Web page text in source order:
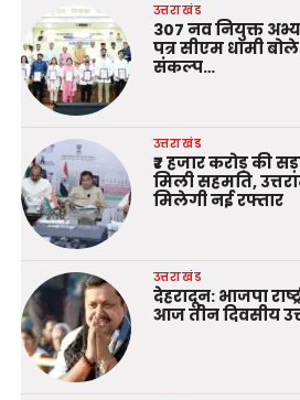
उत्तराखंड
307 नव नियुक्त
पत्र सीएम धामी
संकल्प…
उत्तराखंड
₹7 हजार करोड़ की
मिली सहमति,
मिलेगी नई रफ्तार
उत्तराखंड
देहरादून: भाजपा
आज तीन दिवसीय